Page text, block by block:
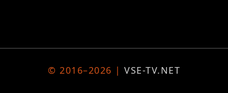
© 2016–2026 | VSE-TV.NET